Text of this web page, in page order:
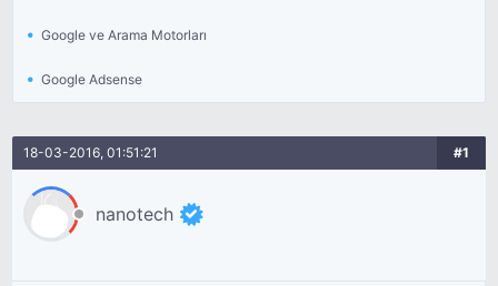
Google ve Arama Motorları
Google Adsense
18-03-2016, 01:51:21 #1
nanotech